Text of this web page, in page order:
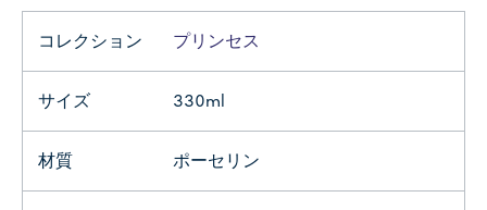
コレクション プリンセス
サイズ 330ml
材質 ポーセリン